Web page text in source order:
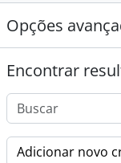
Opções
Encontrar
Adicionar novo